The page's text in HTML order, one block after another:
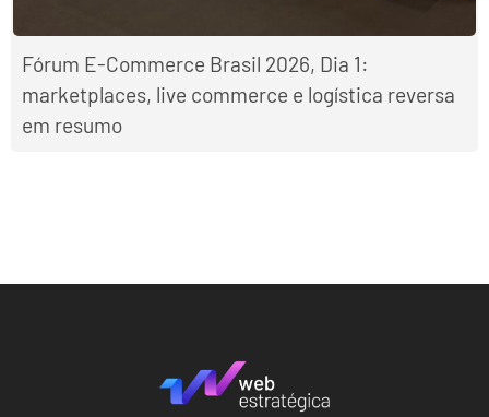
Fórum E-Commerce Brasil 2026, Dia 1:
marketplaces, live commerce e logística reversa
em resumo